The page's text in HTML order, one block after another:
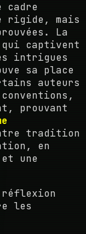
cadre
rigide, mais
La
qui captivent
intrigues
sa place
auteurs
prouvant
tradition
en
une
réflexion
les